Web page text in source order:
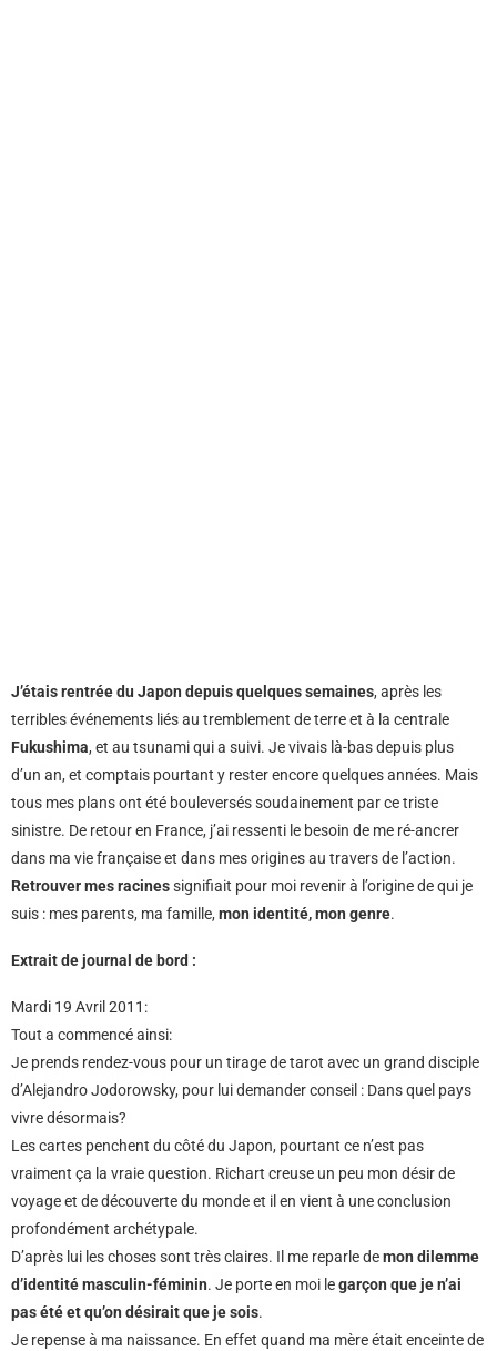
J’étais rentrée du Japon depuis quelques semaines, après les
terribles événements liés au tremblement de terre et à la centrale
Fukushima, et au tsunami qui a suivi. Je vivais là-bas depuis plus
d’un an, et comptais pourtant y rester encore quelques années. Mais
tous mes plans ont été bouleversés soudainement par ce triste
sinistre. De retour en France, j’ai ressenti le besoin de me ré-ancrer
dans ma vie française et dans mes origines au travers de l’action.
Retrouver mes racinessignifiait pour moi revenir à l’origine de qui je
suis : mes parents, ma famille, mon identité, mon genre.
Extrait de journal de bord :
Mardi 19 Avril 2011:
Tout a commencé ainsi:
Je prends rendez-vous pour un tirage de tarot avec un grand disciple
d’Alejandro Jodorowsky, pour lui demander conseil : Dans quel pays
vivre désormais?
Les cartes penchent du côté du Japon, pourtant ce n’est pas
vraiment ça la vraie question. Richart creuse un peu mon désir de
voyage et de découverte du monde et il en vient à une conclusion
profondément archétypale.
D’après lui les choses sont très claires. Il me reparle demon dilemme
d’identité masculin-féminin. Je porte en moi legarçon que je n’ai
pas été et qu’on désirait que je sois.
Je repense à ma naissance. En effet quand ma mère était enceinte de